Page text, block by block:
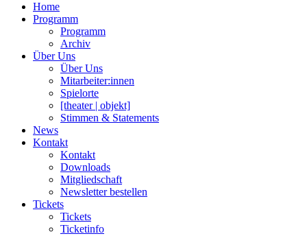
Home
Programm
Programm
Archiv
Über Uns
Über Uns
Mitarbeiter:innen
Spielorte
[theater | objekt]
Stimmen & Statements
News
Kontakt
Kontakt
Downloads
Mitgliedschaft
Newsletter bestellen
Tickets
Tickets
Ticketinfo